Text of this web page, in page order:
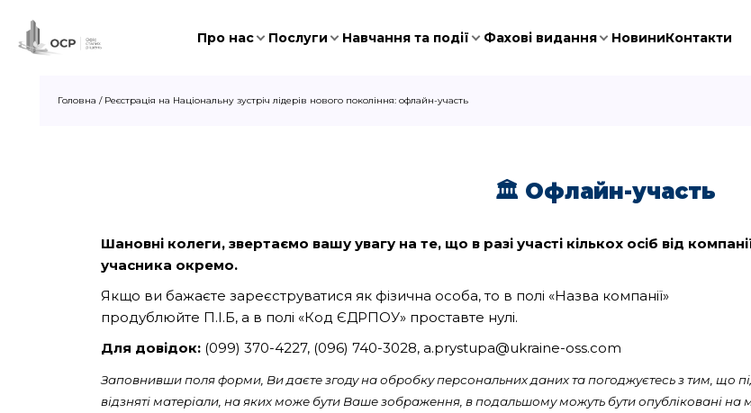
Про нас Послуги Навчання та події Фахові видання НовиниКонтакти
Головна / Реєстрація на Національну зустріч лідерів нового покоління: офлайн-участь
🏛️ Офлайн-участь
Шановні колеги, звертаємо вашу увагу на те, що в разі участі кількох осіб від
учасника окремо.
Якщо ви бажаєте зареєструватися як фізична особа, то в полі «Назва компанії»
продублюйте П.І.Б, а в полі «Код ЄДРПОУ» проставте нулі.
Для довідок: (099) 370-4227, (096) 740-3028, a.prystupa@ukraine-oss.com
Заповнивши поля форми, Ви даєте згоду на обробку персональних даних та погоджуєтесь з тим, що
відзняті матеріали, на яких може бути Ваше зображення, в подальшому можуть бути опубліковані